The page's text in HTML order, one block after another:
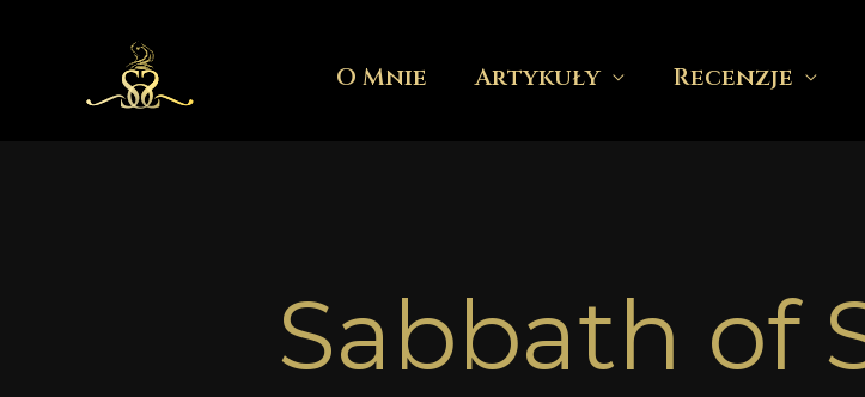
O Mnie Artykuły Recenzje
Sabbath of